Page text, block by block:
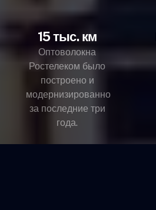
15 тыс. км
Оптоволокна
Ростелеком было
построено и
модернизированно
за последние три
года.